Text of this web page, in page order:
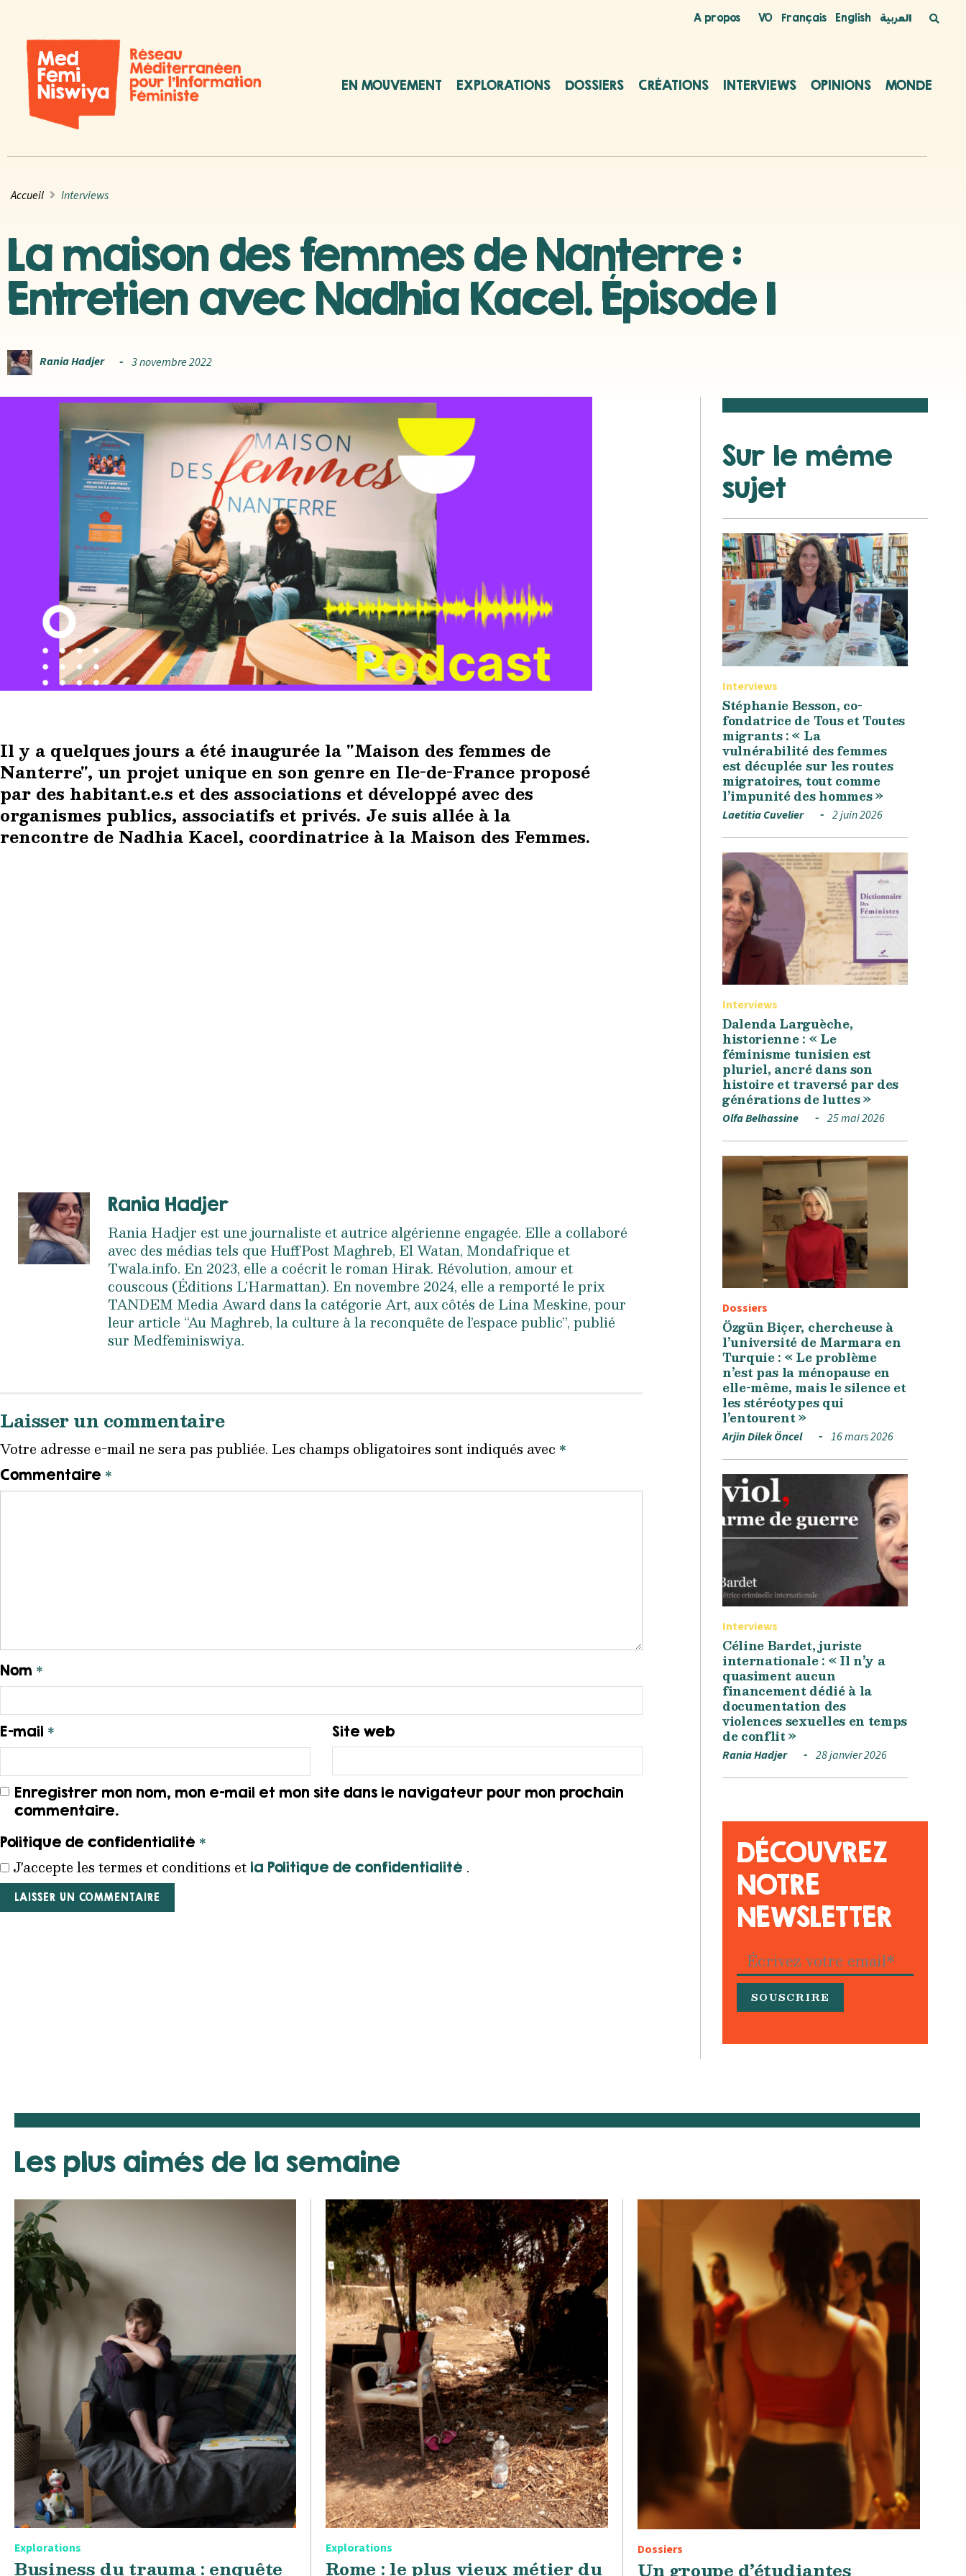
A propos VO Français English العربية
EN MOUVEMENT EXPLORATIONS DOSSIERS CRÉATIONS INTERVIEWS OPINIONS MONDE
Accueil Interviews
La maison des femmes de Nanterre :
Entretien avec Nadhia Kacel. Épisode 1
Rania Hadjer 3 novembre 2022
Il y a quelques jours a été inaugurée la "Maison des femmes de
Nanterre", un projet unique en son genre en Ile-de-France proposé
par des habitant.e.s et des associations et développé avec des
organismes publics, associatifs et privés. Je suis allée à la
rencontre de Nadhia Kacel, coordinatrice à la Maison des Femmes.
Rania Hadjer
Rania Hadjer est une journaliste et autrice algérienne engagée. Elle a collaboré
avec des médias tels que HuffPost Maghreb, El Watan, Mondafrique et
Twala.info. En 2023, elle a coécrit le roman Hirak. Révolution, amour et
couscous (Éditions L’Harmattan). En novembre 2024, elle a remporté le prix
TANDEM Media Award dans la catégorie Art, aux côtés de Lina Meskine, pour
leur article “Au Maghreb, la culture à la reconquête de l’espace public”, publié
sur Medfeminiswiya.
Laisser un commentaire
Votre adresse e-mail ne sera pas publiée. Les champs obligatoires sont indiqués avec *
Commentaire *
Nom *
E-mail * Site web
Enregistrer mon nom, mon e-mail et mon site dans le navigateur pour mon prochain
commentaire.
Politique de confidentialité *
J'accepte les termes et conditions et la Politique de confidentialité .
Sur le même
sujet
Interviews
Stéphanie Besson, co-
fondatrice de Tous et Toutes
migrants : « La
vulnérabilité des femmes
est décuplée sur les routes
migratoires, tout comme
l’impunité des hommes »
Laetitia Cuvelier 2 juin 2026
Interviews
Dalenda Larguèche,
historienne : « Le
féminisme tunisien est
pluriel, ancré dans son
histoire et traversé par des
générations de luttes »
Olfa Belhassine 25 mai 2026
Dossiers
Özgün Biçer, chercheuse à
l’université de Marmara en
Turquie : « Le problème
n’est pas la ménopause en
elle-même, mais le silence et
les stéréotypes qui
l’entourent »
Arjin Dilek Öncel 16 mars 2026
Interviews
Céline Bardet, juriste
internationale : « Il n’y a
quasiment aucun
financement dédié à la
documentation des
violences sexuelles en temps
de conflit »
Rania Hadjer 28 janvier 2026
DÉCOUVREZ
NOTRE
NEWSLETTER
Les plus aimés de la semaine
Explorations
Business du trauma : enquête
Explorations
Rome : le plus vieux métier du
Dossiers
Un groupe d’étudiantes